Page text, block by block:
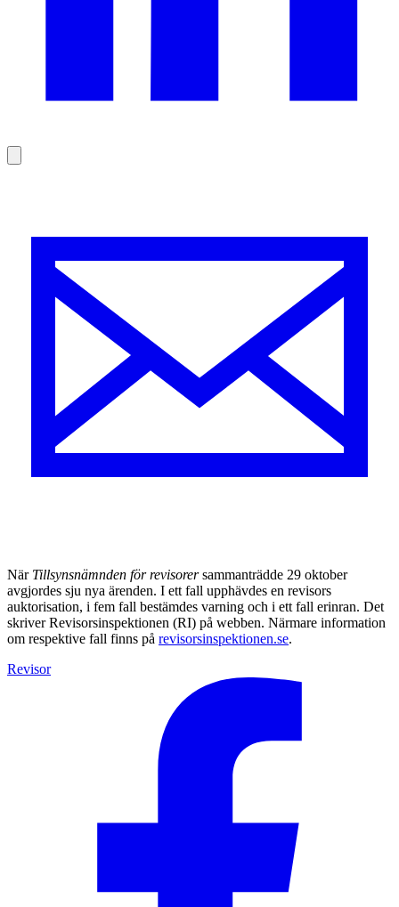
NärTillsynsnämnden för revisorersammanträdde 29 oktober
avgjordes sju nya ärenden. I ett fall upphävdes en revisors
auktorisation, i fem fall bestämdes varning och i ett fall erinran. Det
skriver Revisorsinspektionen (RI) på webben. Närmare information
om respektive fall finns på revisorsinspektionen.se.
Revisor